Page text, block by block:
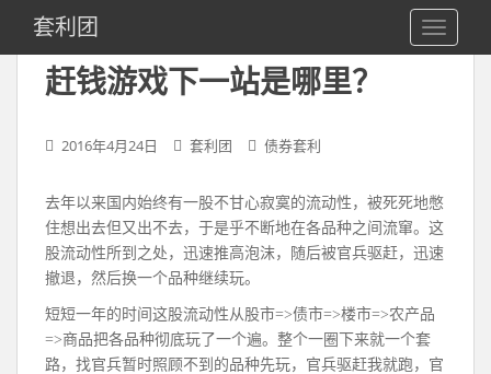
i
套利团
赶钱游戏下一站是哪里？
2016年4月24日 套利团 债券套利
去年以来国内始终有一股不甘心寂寞的流动性，被死死地憋
住想出去但又出不去，于是乎不断地在各品种之间流窜。这
股流动性所到之处，迅速推高泡沫，随后被官兵驱赶，迅速
撤退，然后换一个品种继续玩。
短短一年的时间这股流动性从股市=>债市=>楼市=>农产品
=>商品把各品种彻底玩了一个遍。整个一圈下来就一个套
路，找官兵暂时照顾不到的品种先玩，官兵驱赶我就跑，官